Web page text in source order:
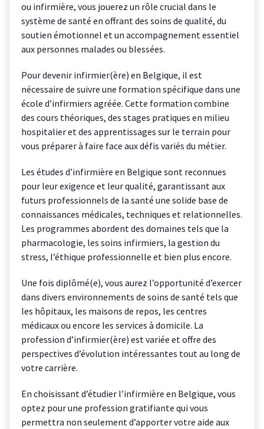
ou infirmière, vous jouerez un rôle crucial dans le
système de santé en offrant des soins de qualité, du
soutien émotionnel et un accompagnement essentiel
aux personnes malades ou blessées.
Pour devenir infirmier(ère) en Belgique, il est
nécessaire de suivre une formation spécifique dans une
école d’infirmiers agréée. Cette formation combine
des cours théoriques, des stages pratiques en milieu
hospitalier et des apprentissages sur le terrain pour
vous préparer à faire face aux défis variés du métier.
Les études d’infirmière en Belgique sont reconnues
pour leur exigence et leur qualité, garantissant aux
futurs professionnels de la santé une solide base de
connaissances médicales, techniques et relationnelles.
Les programmes abordent des domaines tels que la
pharmacologie, les soins infirmiers, la gestion du
stress, l’éthique professionnelle et bien plus encore.
Une fois diplômé(e), vous aurez l’opportunité d’exercer
dans divers environnements de soins de santé tels que
les hôpitaux, les maisons de repos, les centres
médicaux ou encore les services à domicile. La
profession d’infirmier(ère) est variée et offre des
perspectives d’évolution intéressantes tout au long de
votre carrière.
En choisissant d’étudier l’infirmière en Belgique, vous
optez pour une profession gratifiante qui vous
permettra non seulement d’apporter votre aide aux